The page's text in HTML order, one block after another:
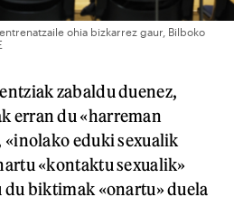
ohia bizkarrez gaur, Bilboko
zabaldu duenez,
erran du «harreman
eduki sexualik
«kontaktu sexualik»
du biktimak «onartu» duela